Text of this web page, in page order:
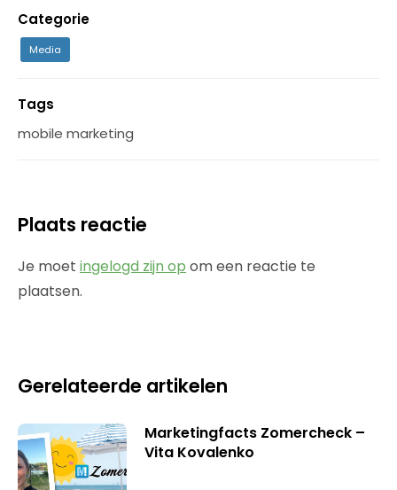
Categorie
Media
Tags
mobile marketing
Plaats reactie
Je moet ingelogd zijn op om een reactie te
plaatsen.
Gerelateerde artikelen
Marketingfacts Zomercheck –
Vita Kovalenko